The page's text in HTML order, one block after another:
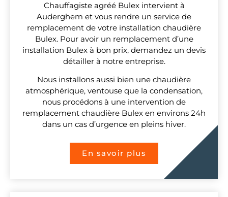
Chauffagiste agréé Bulex intervient à
Auderghem et vous rendre un service de
remplacement de votre installation chaudière
Bulex. Pour avoir un remplacement d’une
installation Bulex à bon prix, demandez un devis
détailler à notre entreprise.
Nous installons aussi bien une chaudière
atmosphérique, ventouse que la condensation,
nous procédons à une intervention de
remplacement chaudière Bulex en environs 24h
dans un cas d’urgence en pleins hiver.
En savoir plus